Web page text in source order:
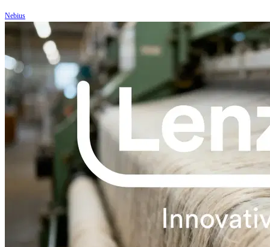
Nebius